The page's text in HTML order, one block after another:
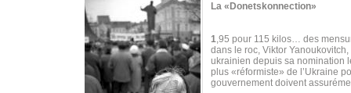
La «Donetskonnection»
1,95 pour 115 kilos… des
dans le roc, Viktor
ukrainien depuis sa nomination
plus «réformiste» de l’Ukraine
gouvernement doivent